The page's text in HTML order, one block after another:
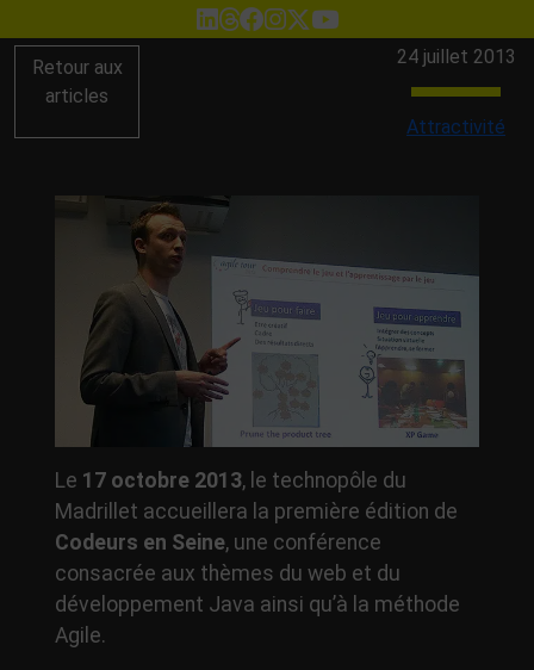
Retour aux
articles
24 juillet 2013
Attractivité
Le 17 octobre 2013, le technopôle du
Madrillet accueillera la première édition de
Codeurs en Seine, une conférence
consacrée aux thèmes du web et du
développement Java ainsi qu’à la méthode
Agile.